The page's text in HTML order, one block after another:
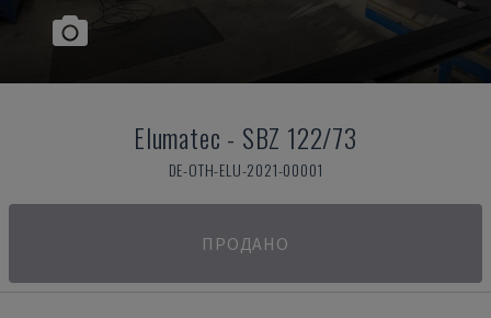
Elumatec - SBZ 122/73
DE-OTH-ELU-2021-00001
ПРОДАНО